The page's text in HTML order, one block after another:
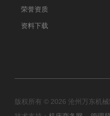
荣誉资质
资料下载
版权所有 © 2026 沧州万东机